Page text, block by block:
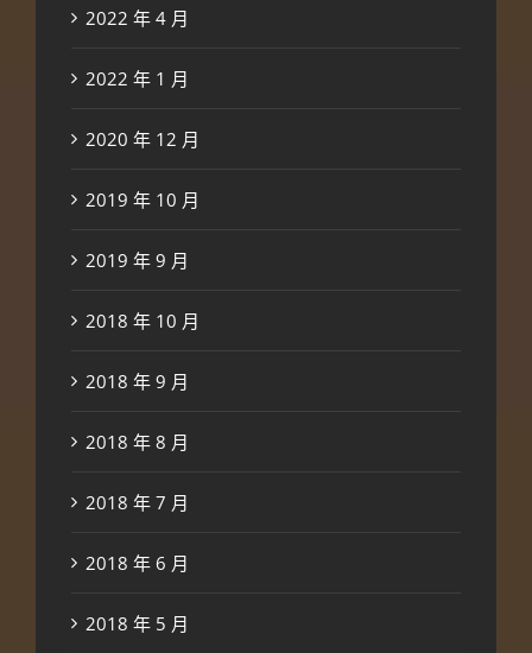
2022 年 4 月
2022 年 1 月
2020 年 12 月
2019 年 10 月
2019 年 9 月
2018 年 10 月
2018 年 9 月
2018 年 8 月
2018 年 7 月
2018 年 6 月
2018 年 5 月